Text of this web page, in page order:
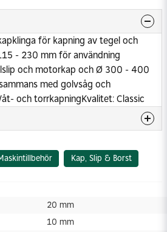
för kapning av tegel och
- 230 mm för användning
och motorkap och Ø 300 - 400
med golvsåg och
och torrkapningKvalitet: Classic
10 mm
3800 1/min
Ja
Kap, Slip & Borst
20 mm
10 mm